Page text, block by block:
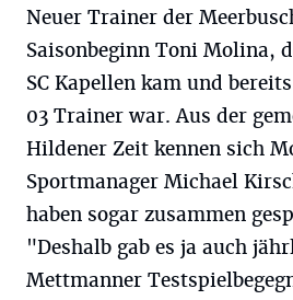
Neuer Trainer der
Saisonbeginn Toni Molina,
SC Kapellen kam und
03 Trainer war. Aus der
Hildener Zeit kennen sich
Sportmanager Michael
haben sogar zusammen
"Deshalb gab es ja auch
Mettmanner